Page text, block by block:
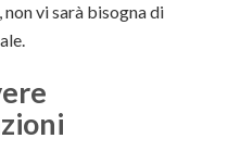
vi sarà bisogna di